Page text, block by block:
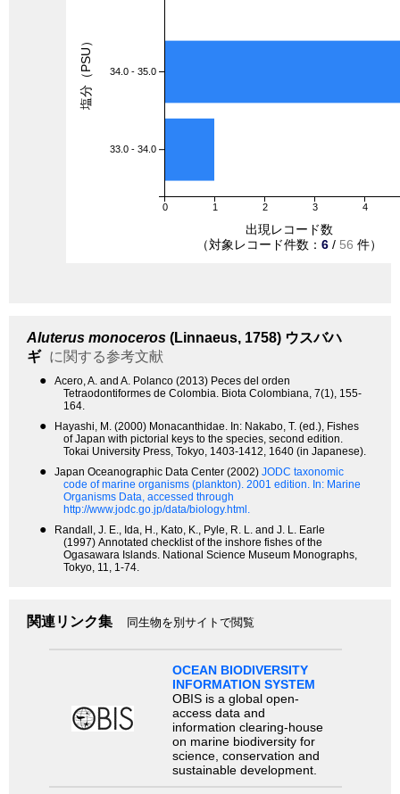
0 1 2 3 4
34.0 - 35.0
33.0 - 34.0
出現レコード数
（対象レコード件数： 6 / 56 件）
塩分（PSU）
Aluterus monoceros (Linnaeus, 1758) ウスバハ
ギ に関する参考文献
●
Acero, A. and A. Polanco (2013) Peces del orden
Tetraodontiformes de Colombia. Biota Colombiana, 7(1), 155-
164.
●
Hayashi, M. (2000) Monacanthidae. In: Nakabo, T. (ed.), Fishes
of Japan with pictorial keys to the species, second edition.
Tokai University Press, Tokyo, 1403-1412, 1640 (in Japanese).
● Japan Oceanographic Data Center (2002) JODC taxonomic
code of marine organisms (plankton). 2001 edition. In: Marine
Organisms Data, accessed through
http://www.jodc.go.jp/data/biology.html.
●
Randall, J. E., Ida, H., Kato, K., Pyle, R. L. and J. L. Earle
(1997) Annotated checklist of the inshore fishes of the
Ogasawara Islands. National Science Museum Monographs,
Tokyo, 11, 1-74.
関連リンク集 同生物を別サイトで閲覧
OCEAN BIODIVERSITY
INFORMATION SYSTEM
OBIS is a global open-
access data and
information clearing-house
on marine biodiversity for
science, conservation and
sustainable development.